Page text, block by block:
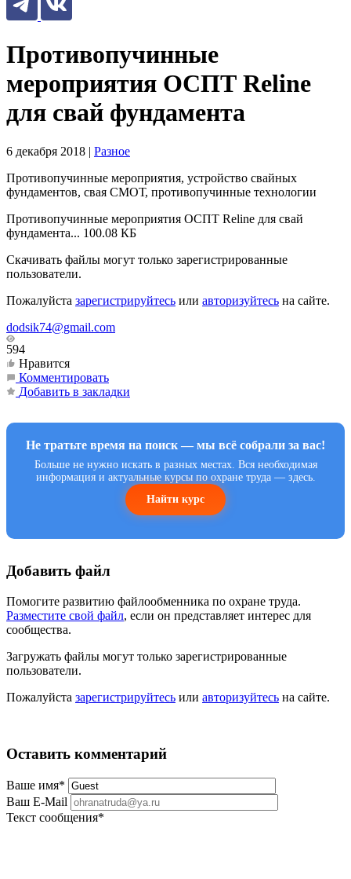
Противопучинные
мероприятия ОСПТ Reline
для свай фундамента
6 декабря 2018 | Разное
Противопучинные мероприятия, устройство свайных
фундаментов, свая СМОТ, противопучинные технологии
Противопучинные мероприятия ОСПТ Reline для свай
фундамента... 100.08 КБ
Скачивать файлы могут только зарегистрированные
пользователи.
Пожалуйста зарегистрируйтесь или авторизуйтесь на сайте.
dodsik74@gmail.com
594
Нравится
Комментировать
Добавить в закладки
Не тратьте время на поиск — мы всё собрали за вас!
Больше не нужно искать в разных местах. Вся необходимая
информация и актуальные курсы по охране труда — здесь.
Найти курс
Добавить файл
Помогите развитию файлообменника по охране труда.
Разместите свой файл, если он представляет интерес для
сообщества.
Загружать файлы могут только зарегистрированные
пользователи.
Пожалуйста зарегистрируйтесь или авторизуйтесь на сайте.
Оставить комментарий
Ваше имя*
Ваш E-Mail
Текст сообщения*